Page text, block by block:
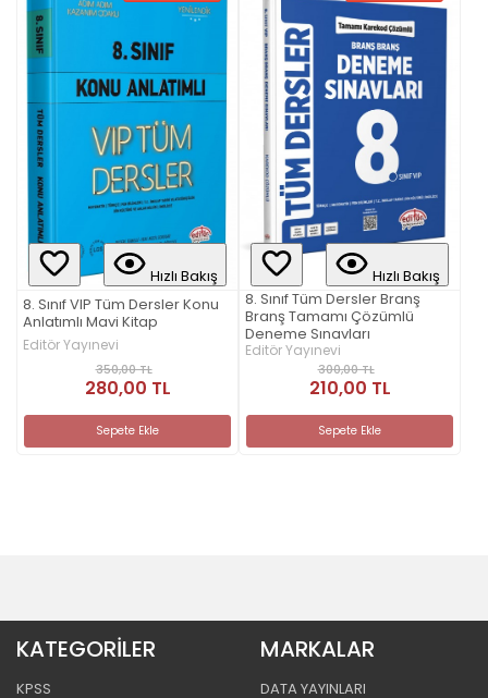
Hızlı Bakış
8. Sınıf VIP Tüm Dersler Konu
Anlatımlı Mavi Kitap
Editör Yayınevi
350,00 TL
280,00 TL
Sepete Ekle
Hızlı Bakış
8. Sınıf Tüm Dersler Branş
Branş Tamamı Çözümlü
Deneme Sınavları
Editör Yayınevi
300,00 TL
210,00 TL
Sepete Ekle
KATEGORİLER
KPSS
MARKALAR
DATA YAYINLARI